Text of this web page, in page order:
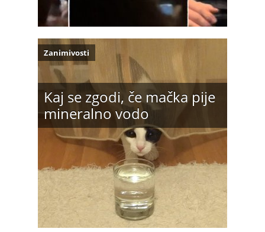
Kaj se zgodi, če mačka pije
mineralno vodo
Zanimivosti